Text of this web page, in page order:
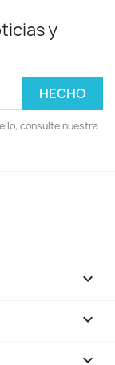
y
consulte nuestra


